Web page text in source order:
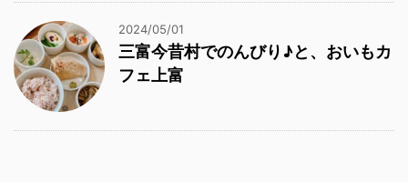
2024/05/01
三富今昔村でのんびり♪と、おいもカ
フェ上富